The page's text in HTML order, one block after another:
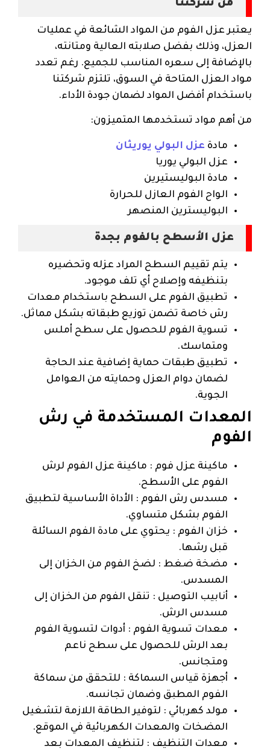
من شركتنا
يعتبر عزل الفوم من المواد الشائعة في عمليات
العزل، وذلك بفضل صلابته العالية ومتانته،
بالإضافة إلى سعره المناسب للجميع. رغم تعدد
مواد العزل المتاحة في السوق، تلتزم شركتنا
باستخدام أفضل المواد لضمان جودة الأداء.
من أهم مواد تستخدمها المتميزون:
مادة عزل البولي يوريثان
عزل البولي يوريا
مادة البوليستيرين
الواح الفوم العازل للحرارة
البوليسترين المنصهر
عزل الأسطح بالفوم بجدة
يتم تقييم السطح المراد عزله وتحضيره
بتنظيفه وإصلاح أي تلف موجود.
تطبيق الفوم على السطح باستخدام معدات
رش خاصة تضمن توزيع طبقاته بشكل مماثل.
تسوية الفوم للحصول على سطح أملس
ومتماسك.
تطبيق طبقات حماية إضافية عند الحاجة
لضمان دوام العزل وحمايته من العوامل
الجوية.
المعدات المستخدمة في رش
الفوم
ماكينة عزل فوم : ماكينة عزل الفوم لرش
الفوم على الأسطح.
مسدس رش الفوم : الأداة الأساسية لتطبيق
الفوم بشكل متساوي.
خزان الفوم : يحتوي على مادة الفوم السائلة
قبل رشها.
مضخة ضغط : لضخ الفوم من الخزان إلى
المسدس.
أنابيب التوصيل : تنقل الفوم من الخزان إلى
مسدس الرش.
معدات تسوية الفوم : أدوات لتسوية الفوم
بعد الرش للحصول على سطح ناعم
ومتجانس.
أجهزة قياس السماكة : للتحقق من سماكة
الفوم المطبق وضمان تجانسه.
مولد كهربائي : لتوفير الطاقة اللازمة لتشغيل
المضخات والمعدات الكهربائية في الموقع.
معدات التنظيف : لتنظيف المعدات بعد